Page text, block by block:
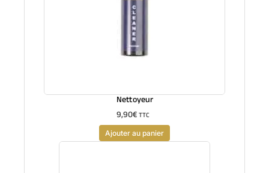
Nettoyeur
9,90€TTC
Ajouter au panier